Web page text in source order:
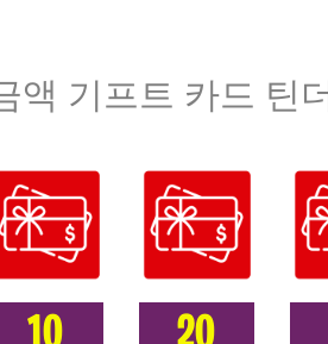
액 기프트 카드 틴